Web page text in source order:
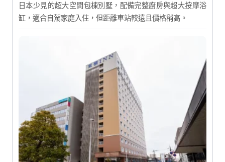
日本少見的超大空間包棟別墅，配備完整廚房與超大按摩浴
缸，適合自駕家庭入住，但距離車站較遠且價格稍高。